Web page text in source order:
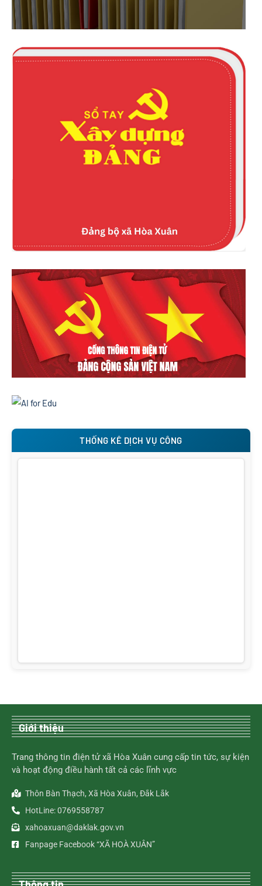
THỐNG KÊ DỊCH VỤ CÔNG
Giới thiệu
Trang thông tin điện tử xã Hòa Xuân cung cấp tin tức, sự kiện
và hoạt động điều hành tất cả các lĩnh vực
Thôn Bàn Thạch, Xã Hòa Xuân, Đắk Lắk
HotLine: 0769558787
xahoaxuan@daklak.gov.vn
Fanpage Facebook “XÃ HOÀ XUÂN”